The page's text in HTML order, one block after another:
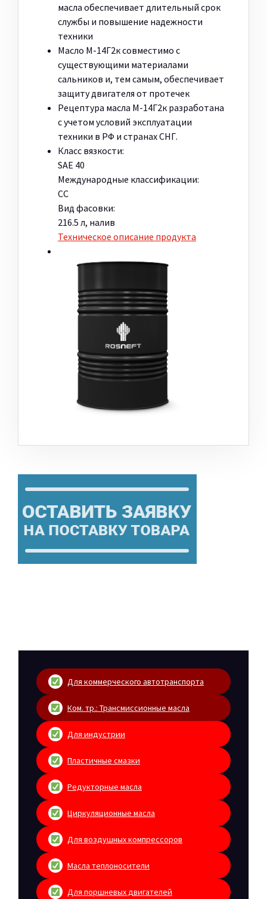
масла обеспечивает длительный срок
службы и повышение надежности
техники
Масло М-14Г2к совместимо с
существующими материалами
сальников и, тем самым, обеспечивает
защиту двигателя от протечек
Рецептура масла М-14Г2к разработана
с учетом условий эксплуатации
техники в РФ и странах СНГ.
Класс вязкости:
SAE 40
Международные классификации:
СС
Вид фасовки:
216.5 л, налив
Техническое описание продукта
Для коммерческого автотранспорта
Ком. тр.: Трансмиссионные масла
Для индустрии
Пластичные смазки
Редукторные масла
Циркуляционные масла
Для воздушных компрессоров
Масла теплоносители
Для поршневых двигателей